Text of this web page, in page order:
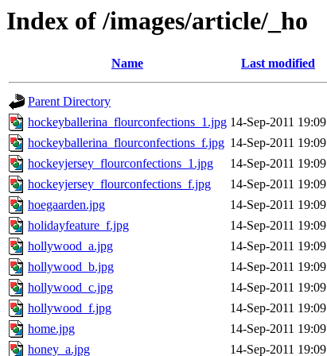
Index of /images/article/_ho
Name Last modified
Parent Directory
hockeyballerina_flourconfections_1.jpg 14-Sep-2011 19:09
hockeyballerina_flourconfections_f.jpg 14-Sep-2011 19:09
hockeyjersey_flourconfections_1.jpg
14-Sep-2011 19:09
hockeyjersey_flourconfections_f.jpg
14-Sep-2011 19:09
hoegaarden.jpg
14-Sep-2011 19:09
holidayfeature_f.jpg
14-Sep-2011 19:09
hollywood_a.jpg
14-Sep-2011 19:09
hollywood_b.jpg
14-Sep-2011 19:09
hollywood_c.jpg
14-Sep-2011 19:09
hollywood_f.jpg
14-Sep-2011 19:09
home.jpg
14-Sep-2011 19:09
honey_a.jpg
14-Sep-2011 19:09